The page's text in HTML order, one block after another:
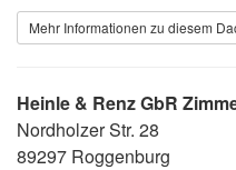
Mehr Informationen zu diesem
Heinle & Renz GbR
Nordholzer Str. 28
89297 Roggenburg